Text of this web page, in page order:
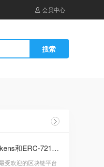
会员中心
搜索
ERC-20 Tokens和ERC-721 -- 以太坊上的两种代币标准
受欢迎的区块链平台